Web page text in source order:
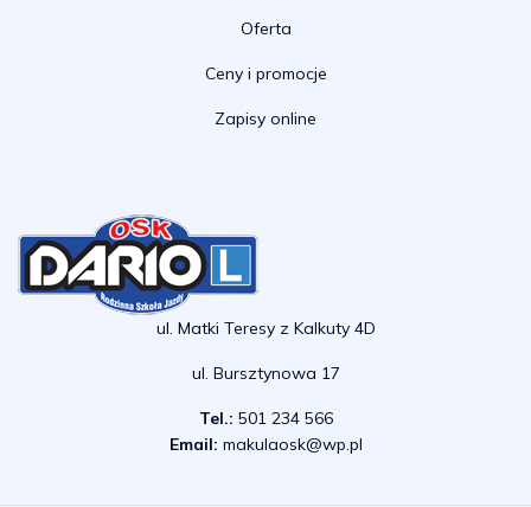
Oferta
Ceny i promocje
Zapisy online
ul. Matki Teresy z Kalkuty 4D
ul. Bursztynowa 17
Tel.: 501 234 566
Email: makulaosk@wp.pl